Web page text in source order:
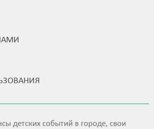
детских событий в городе, свои